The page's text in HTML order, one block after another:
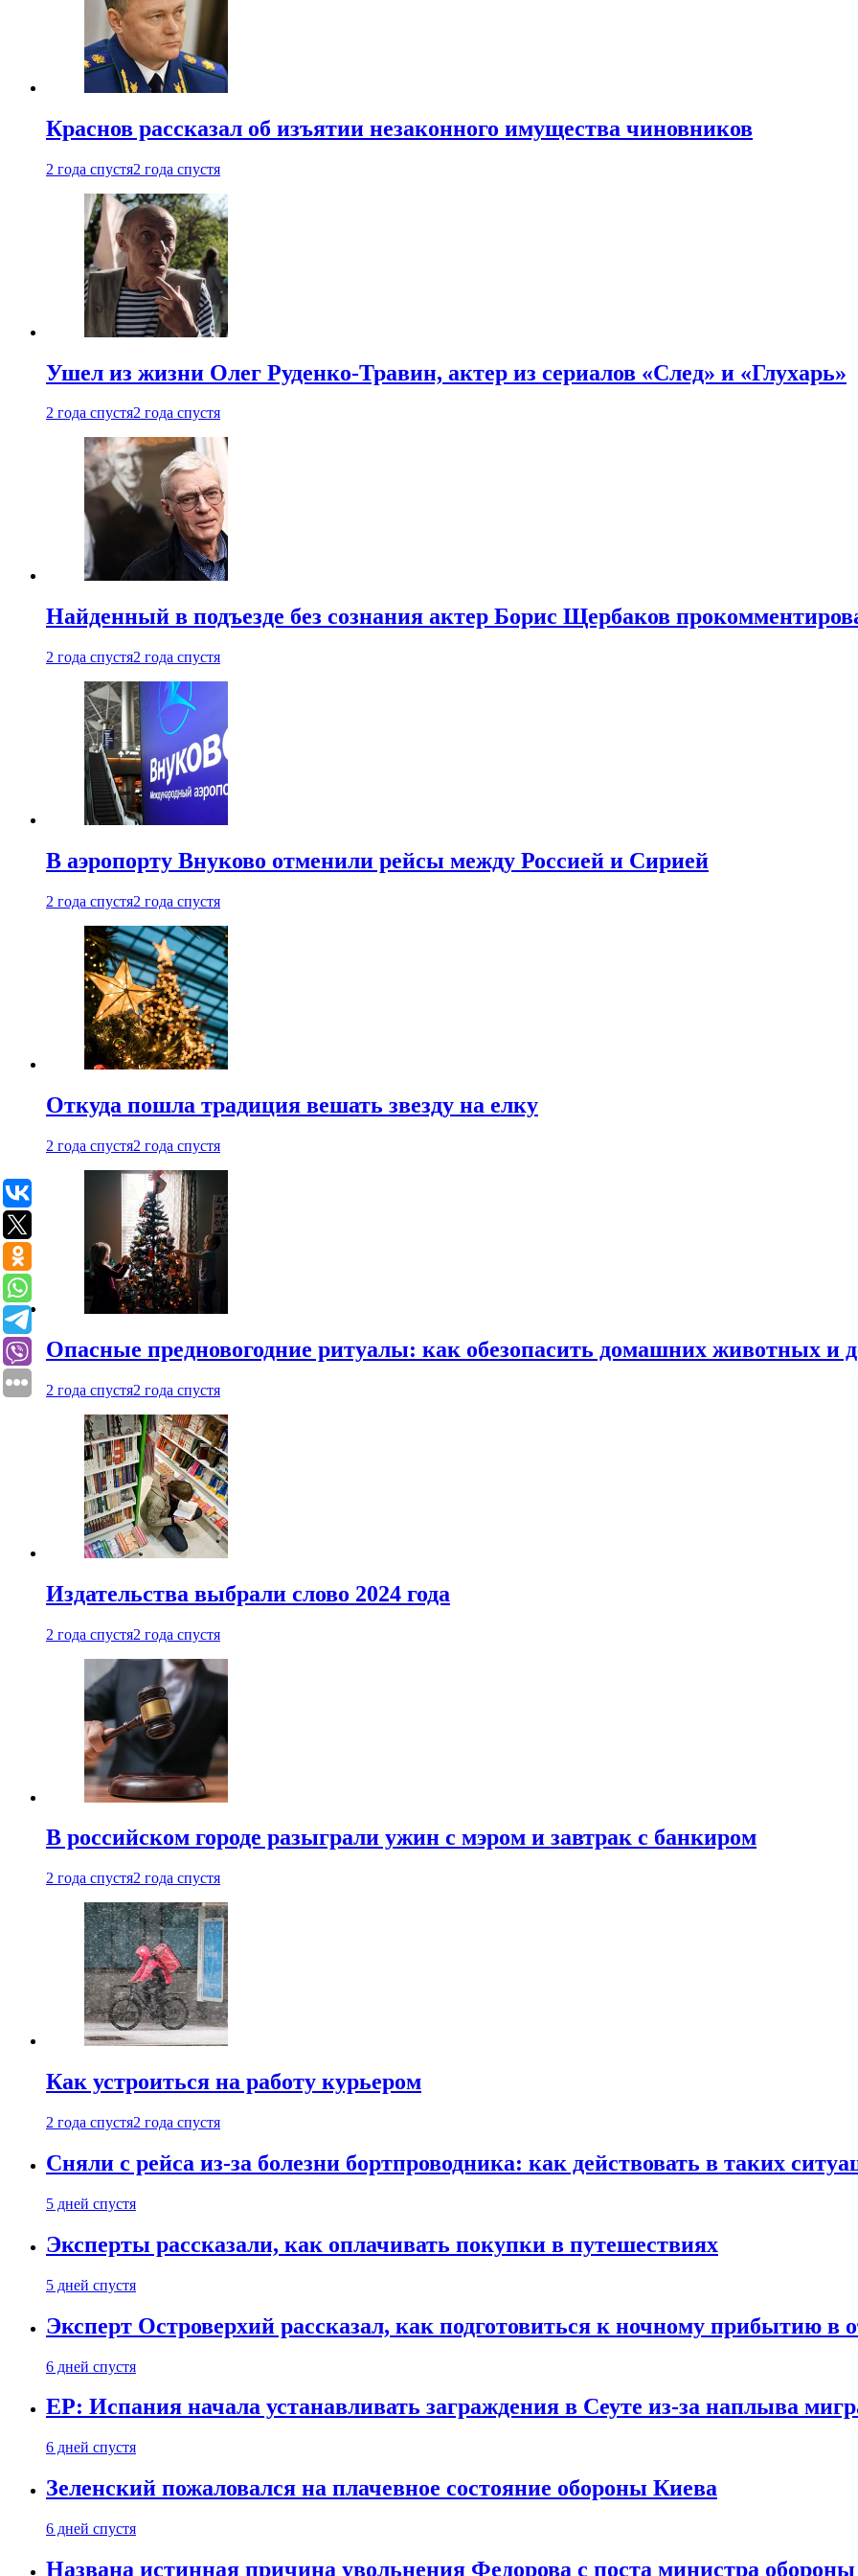
Краснов рассказал об изъятии незаконного имущества чиновников
2 года спустя2 года спустя
Ушел из жизни Олег Руденко-Травин, актер из сериалов «След» и «Глухарь»
2 года спустя2 года спустя
Найденный в подъезде без сознания актер Борис Щербаков
2 года спустя2 года спустя
В аэропорту Внуково отменили рейсы между Россией и Сирией
2 года спустя2 года спустя
Откуда пошла традиция вешать звезду на елку
2 года спустя2 года спустя
Опасные предновогодние ритуалы: как обезопасить домашних животных и
2 года спустя2 года спустя
Издательства выбрали слово 2024 года
2 года спустя2 года спустя
В российском городе разыграли ужин с мэром и завтрак с банкиром
2 года спустя2 года спустя
Как устроиться на работу курьером
2 года спустя2 года спустя
Сняли с рейса из-за болезни бортпроводника: как действовать в таких
5 дней спустя
Эксперты рассказали, как оплачивать покупки в путешествиях
5 дней спустя
Эксперт Островерхий рассказал, как подготовиться к ночному прибытию в
6 дней спустя
EP: Испания начала устанавливать заграждения в Сеуте из-за наплыва
6 дней спустя
Зеленский пожаловался на плачевное состояние обороны Киева
6 дней спустя
Названа истинная причина увольнения Федорова с поста министра